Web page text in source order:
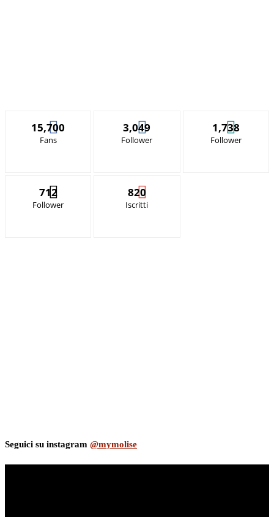
15,700
Fans
3,049
Follower
1,738
Follower
712
Follower
820
Iscritti
Seguici su instagram @mymolise